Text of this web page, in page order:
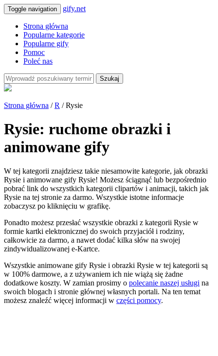
Toggle navigation gify.net
Strona główna
Popularne kategorie
Popularne gify
Pomoc
Poleć nas
Szukaj
Strona główna /R / Rysie
Rysie: ruchome obrazki i
animowane gify
W tej kategorii znajdziesz takie niesamowite kategorie, jak obrazki
Rysie i animowane gify Rysie! Możesz ściągnąć lub bezpośrednio
pobrać link do wszystkich kategorii clipartów i animacji, takich jak
Rysie na tej stronie za darmo. Wszystkie istotne informacje
zobaczysz po kliknięciu w grafikę.
Ponadto możesz przesłać wszystkie obrazki z kategorii Rysie w
formie kartki elektronicznej do swoich przyjaciół i rodziny,
całkowicie za darmo, a nawet dodać kilka słów na swojej
zindywidualizowanej e-Kartce.
Wszystkie animowane gify Rysie i obrazki Rysie w tej kategorii są
w 100% darmowe, a z używaniem ich nie wiążą się żadne
dodatkowe koszty. W zamian prosimy o polecanie naszej usługi na
swoich blogach i stronie głównej własnych portali. Na ten temat
możesz znaleźć więcej informacji w części pomocy.